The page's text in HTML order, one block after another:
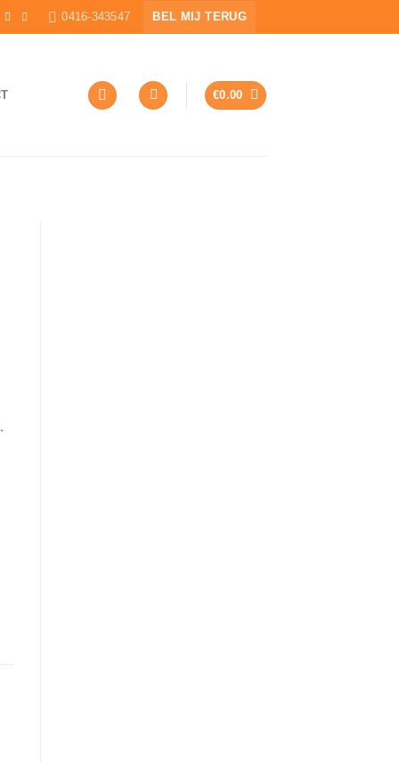
0416-343547 BEL MIJ TERUG
€0.00